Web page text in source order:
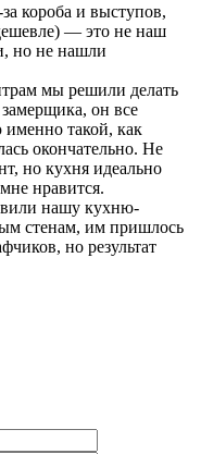
короба и выступов,
— это не наш
но не нашли
мы решили делать
он все
такой, как
окончательно. Не
но кухня идеально
нравится.
нашу кухню-
стенам, им пришлось
но результат